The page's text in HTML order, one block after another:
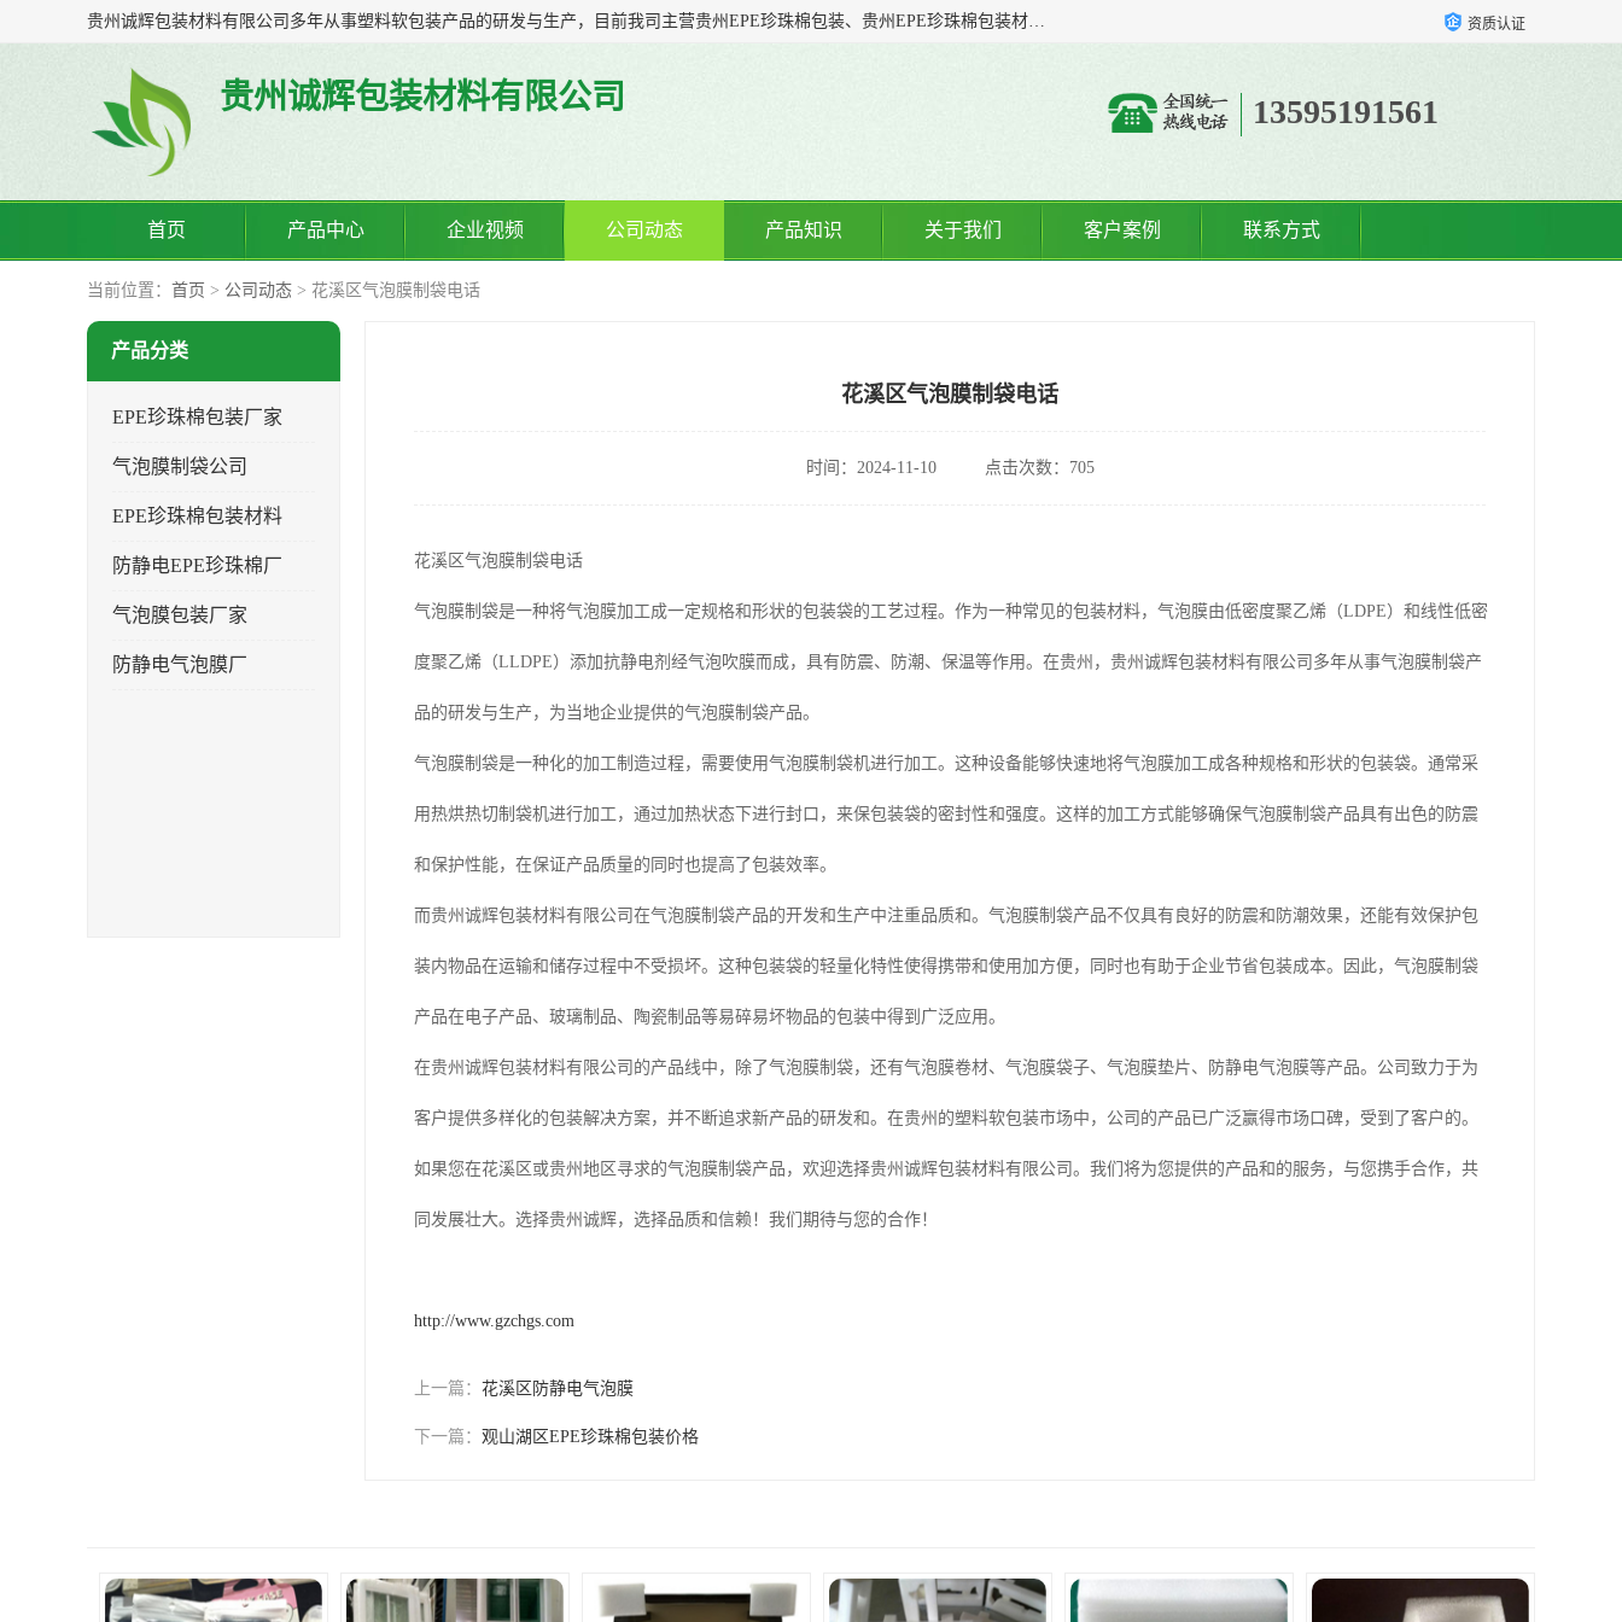
贵州诚辉包装材料有限公司多年从事塑料软包装产品的研发与生产，目前我司主营贵州EPE珍珠棉包装、贵州EPE珍珠棉包装材料、贵州防静电EPE珍珠棉、贵州气泡膜制袋、贵州气泡膜包装、贵州防静电气泡膜等；我司一直以来，凭着“诚信客自来”的精神，力争以全新的体制、先进的管理、科学的技术，不断提升服务，力求与您携手共进、共创佳绩 资质认证
贵州诚辉包装材料有限公司 13595191561
首页 产品中心 企业视频 公司动态 产品知识 关于我们 客户案例 联系方式
当前位置： 首页 > 公司动态 > 花溪区气泡膜制袋电话
产品分类
EPE珍珠棉包装厂家
气泡膜制袋公司
EPE珍珠棉包装材料
防静电EPE珍珠棉厂
气泡膜包装厂家
防静电气泡膜厂
花溪区气泡膜制袋电话
时间：2024-11-10 点击次数：705
花溪区气泡膜制袋电话
气泡膜制袋是一种将气泡膜加工成一定规格和形状的包装袋的工艺过程。作为一种常见的包装材料，气泡膜由低密度聚乙烯（LDPE）和线性低密
度聚乙烯（LLDPE）添加抗静电剂经气泡吹膜而成，具有防震、防潮、保温等作用。在贵州，贵州诚辉包装材料有限公司多年从事气泡膜制袋产
品的研发与生产，为当地企业提供的气泡膜制袋产品。
气泡膜制袋是一种化的加工制造过程，需要使用气泡膜制袋机进行加工。这种设备能够快速地将气泡膜加工成各种规格和形状的包装袋。通常采
用热烘热切制袋机进行加工，通过加热状态下进行封口，来保包装袋的密封性和强度。这样的加工方式能够确保气泡膜制袋产品具有出色的防震
和保护性能，在保证产品质量的同时也提高了包装效率。
而贵州诚辉包装材料有限公司在气泡膜制袋产品的开发和生产中注重品质和。气泡膜制袋产品不仅具有良好的防震和防潮效果，还能有效保护包
装内物品在运输和储存过程中不受损坏。这种包装袋的轻量化特性使得携带和使用加方便，同时也有助于企业节省包装成本。因此，气泡膜制袋
产品在电子产品、玻璃制品、陶瓷制品等易碎易坏物品的包装中得到广泛应用。
在贵州诚辉包装材料有限公司的产品线中，除了气泡膜制袋，还有气泡膜卷材、气泡膜袋子、气泡膜垫片、防静电气泡膜等产品。公司致力于为
客户提供多样化的包装解决方案，并不断追求新产品的研发和。在贵州的塑料软包装市场中，公司的产品已广泛赢得市场口碑，受到了客户的。
如果您在花溪区或贵州地区寻求的气泡膜制袋产品，欢迎选择贵州诚辉包装材料有限公司。我们将为您提供的产品和的服务，与您携手合作，共
同发展壮大。选择贵州诚辉，选择品质和信赖！我们期待与您的合作！
http://www.gzchgs.com
上一篇： 花溪区防静电气泡膜
下一篇： 观山湖区EPE珍珠棉包装价格